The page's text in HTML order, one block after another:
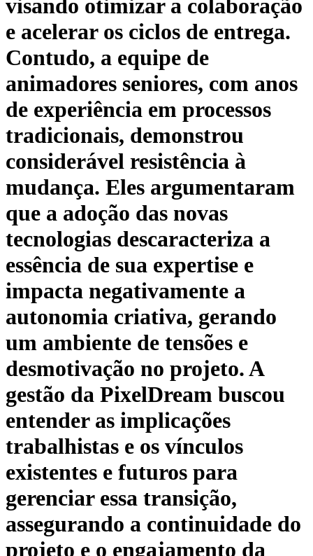
visando otimizar a colaboração
e acelerar os ciclos de entrega.
Contudo, a equipe de
animadores seniores, com anos
de experiência em processos
tradicionais, demonstrou
considerável resistência à
mudança. Eles argumentaram
que a adoção das novas
tecnologias descaracteriza a
essência de sua expertise e
impacta negativamente a
autonomia criativa, gerando
um ambiente de tensões e
desmotivação no projeto. A
gestão da PixelDream buscou
entender as implicações
trabalhistas e os vínculos
existentes e futuros para
gerenciar essa transição,
assegurando a continuidade do
projeto e o engajamento da